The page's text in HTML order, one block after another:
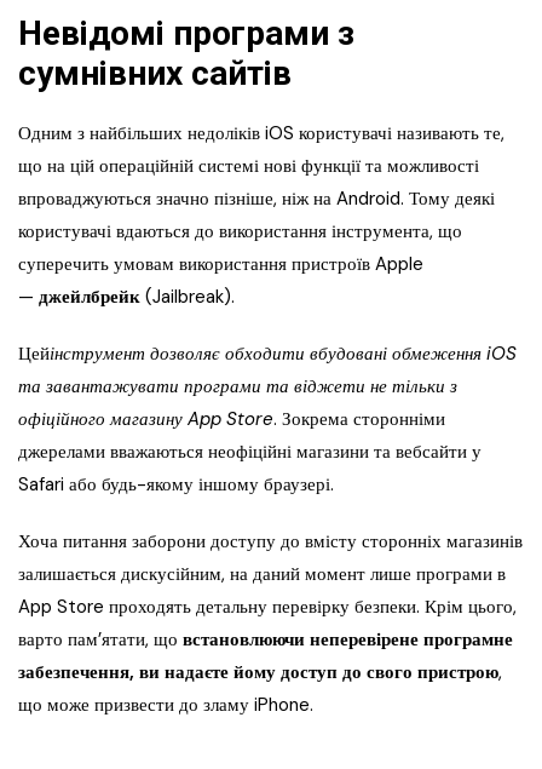
Невідомі програми з
сумнівних сайтів
Одним з найбільших недоліків iOS користувачі називають те,
що на цій операційній системі нові функції та можливості
впроваджуються значно пізніше, ніж на Android. Тому деякі
користувачі вдаються до використання інструмента, що
суперечить умовам використання пристроїв Apple
— джейлбрейк (Jailbreak).
Цейінструмент дозволяє обходити вбудовані обмеження iOS
та завантажувати програми та віджети не тільки з
офіційного магазину App Store. Зокрема сторонніми
джерелами вважаються неофіційні магазини та вебсайти у
Safari або будь-якому іншому браузері.
Хоча питання заборони доступу до вмісту сторонніх магазинів
залишається дискусійним, на даний момент лише програми в
App Store проходять детальну перевірку безпеки. Крім цього,
варто пам’ятати, що встановлюючи неперевірене програмне
забезпечення, ви надаєте йому доступ до свого пристрою,
що може призвести до зламу iPhone.